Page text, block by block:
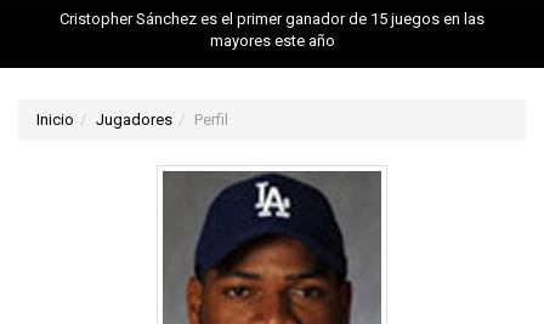
Cristopher Sánchez es el primer ganador de 15 juegos en las
mayores este año
Inicio Jugadores Perfil